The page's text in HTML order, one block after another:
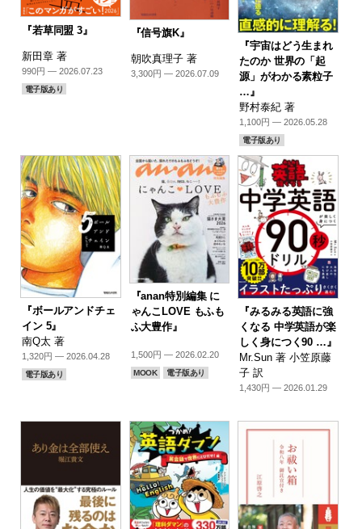
『若草同盟 3』
新田章 著
990円 — 2026.07.23
電子版あり
『信号旗K』
朝吹真理子 著
3,300円 — 2026.07.09
『宇宙はどう生まれ
たのか 世界の「起
源」がわかる素粒子
…』
野村泰紀 著
1,100円 — 2026.05.28
電子版あり
『ボールアンドチェ
イン 5』
南Q太 著
1,320円 — 2026.04.28
電子版あり
『anan特別編集 に
ゃんこLOVE もふも
ふ大豊作』
1,500円 — 2026.02.20
MOOK 電子版あり
『みるみる英語に強
くなる 中学英語が楽
しく身につく90 …』
Mr.Sun 著 小笠原藤
子 訳
1,430円 — 2026.01.29